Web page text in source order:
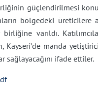
güçlendirilmesi
bölgedeki üreticilere
varıldı.
Kayseri’de manda
sağlayacağını ifade ettiler.